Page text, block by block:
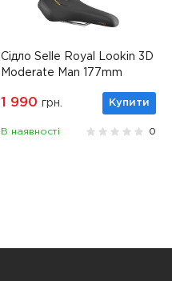
Сідло Selle Royal Lookin 3D
Moderate Man 177mm
1 990 грн. Купити
В наявності 0